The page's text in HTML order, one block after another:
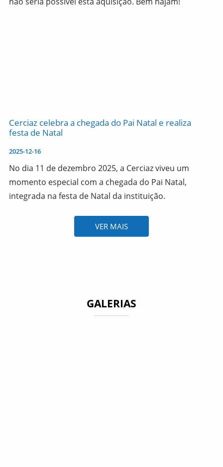
Cerciaz celebra a chegada do Pai Natal e realiza
festa de Natal
2025-12-16
No dia 11 de dezembro 2025, a Cerciaz viveu um
momento especial com a chegada do Pai Natal,
integrada na festa de Natal da instituição.
VER MAIS
GALERIAS